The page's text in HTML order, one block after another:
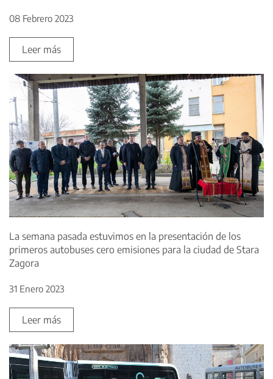
08 Febrero 2023
Leer más
La semana pasada estuvimos en la presentación de los
primeros autobuses cero emisiones para la ciudad de Stara
Zagora
31 Enero 2023
Leer más